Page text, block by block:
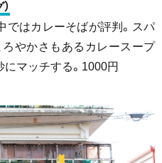
ではカレーそばが評判。スパ
やかさもあるカレースープ
にマッチする。1000円